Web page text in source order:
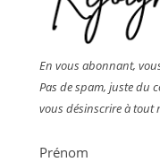
En vous abonnant,
Pas de spam, juste du
vous désinscrire à tout
Prénom